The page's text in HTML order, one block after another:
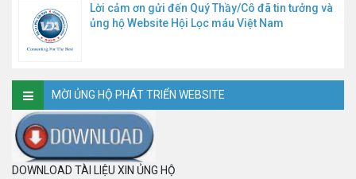
Lời cảm ơn gửi đến Quý Thầy/Cô đã tin tưởng và
ủng hộ Website Hội Lọc máu Việt Nam
MỜI ỦNG HỘ PHÁT TRIỂN WEBSITE
DOWNLOAD TÀI LIỆU XIN ỦNG HỘ